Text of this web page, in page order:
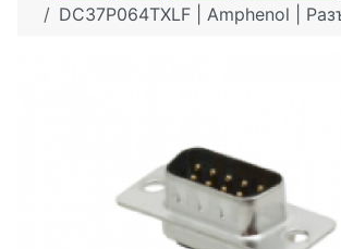
DC37P064TXLF | Amphenol |